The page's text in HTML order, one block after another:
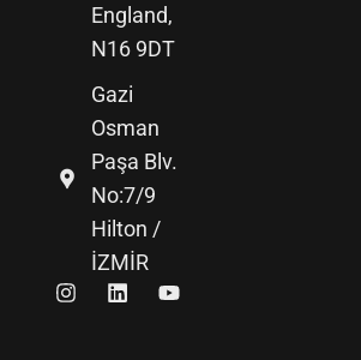
England,
N16 9DT
Gazi
Osman
Paşa Blv.
No:7/9
Hilton /
İZMİR